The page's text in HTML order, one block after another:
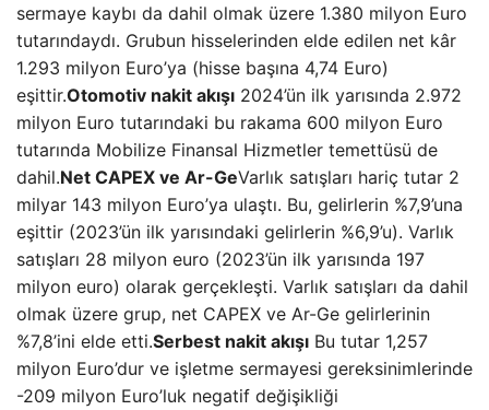
sermaye kaybı da dahil olmak üzere 1.380 milyon Euro
tutarındaydı. Grubun hisselerinden elde edilen net kâr
1.293 milyon Euro’ya (hisse başına 4,74 Euro)
eşittir.Otomotiv nakit akışı 2024’ün ilk yarısında 2.972
milyon Euro tutarındaki bu rakama 600 milyon Euro
tutarında Mobilize Finansal Hizmetler temettüsü de
dahil.Net CAPEX ve Ar-GeVarlık satışları hariç tutar 2
milyar 143 milyon Euro’ya ulaştı. Bu, gelirlerin %7,9’una
eşittir (2023’ün ilk yarısındaki gelirlerin %6,9’u). Varlık
satışları 28 milyon euro (2023’ün ilk yarısında 197
milyon euro) olarak gerçekleşti. Varlık satışları da dahil
olmak üzere grup, net CAPEX ve Ar-Ge gelirlerinin
%7,8’ini elde etti.Serbest nakit akışı Bu tutar 1,257
milyon Euro’dur ve işletme sermayesi gereksinimlerinde
-209 milyon Euro’luk negatif değişikliği